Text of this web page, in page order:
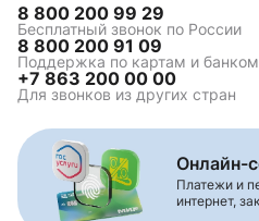
8 800 200 99 29
Бесплатный звонок по России
8 800 200 91 09
Поддержка по картам и
+7 863 200 00 00
Для звонков из других стран
Онлайн-
Платежи и
интернет,